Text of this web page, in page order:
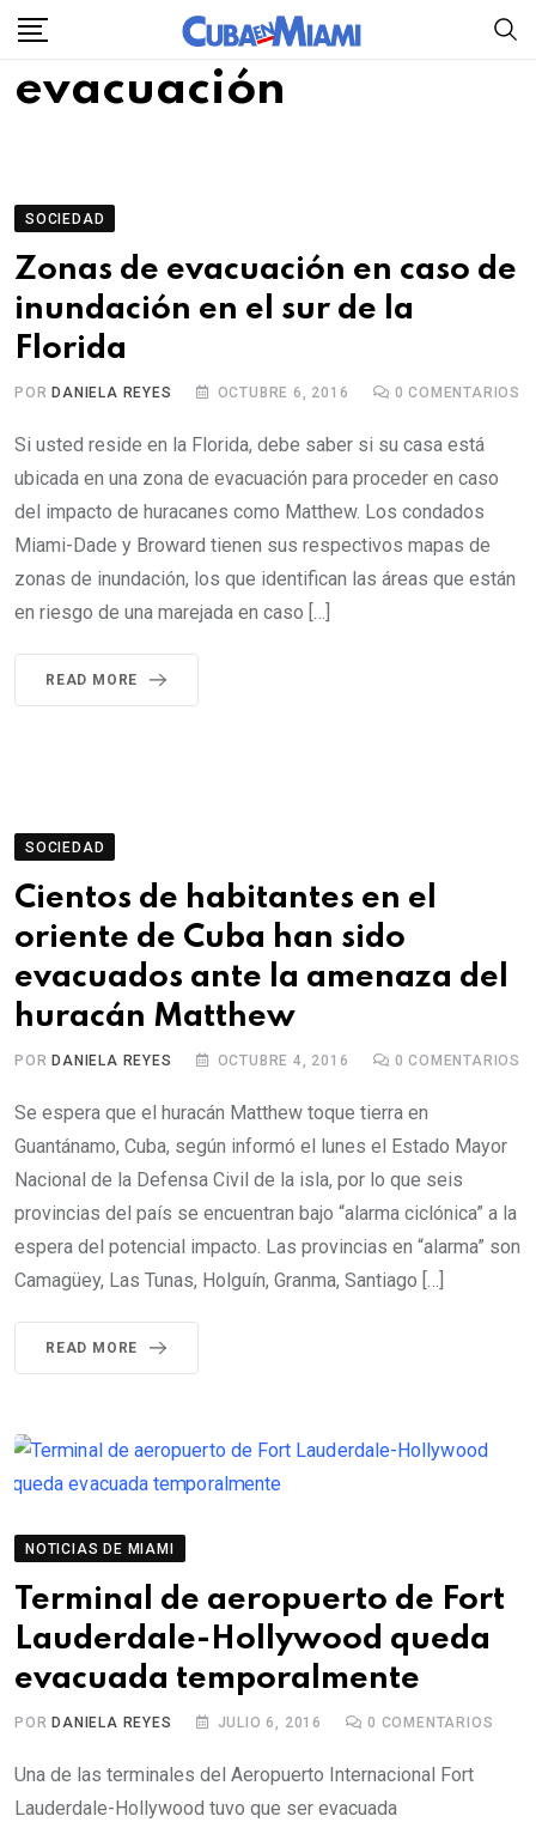
Skip
content
evacuación
SOCIEDAD
Zonas de evacuación en caso de
inundación en el sur de la
Florida
POR DANIELA REYES OCTUBRE 6, 2016 0 COMENTARIOS
Si usted reside en la Florida, debe saber si su casa está
ubicada en una zona de evacuación para proceder en caso
del impacto de huracanes como Matthew. Los condados
Miami-Dade y Broward tienen sus respectivos mapas de
zonas de inundación, los que identifican las áreas que están
en riesgo de una marejada en caso […]
READ MORE
SOCIEDAD
Cientos de habitantes en el
oriente de Cuba han sido
evacuados ante la amenaza del
huracán Matthew
POR DANIELA REYES OCTUBRE 4, 2016 0 COMENTARIOS
Se espera que el huracán Matthew toque tierra en
Guantánamo, Cuba, según informó el lunes el Estado Mayor
Nacional de la Defensa Civil de la isla, por lo que seis
provincias del país se encuentran bajo “alarma ciclónica” a la
espera del potencial impacto. Las provincias en “alarma” son
Camagüey, Las Tunas, Holguín, Granma, Santiago […]
READ MORE
NOTICIAS DE MIAMI
Terminal de aeropuerto de Fort
Lauderdale-Hollywood queda
evacuada temporalmente
POR DANIELA REYES JULIO 6, 2016 0 COMENTARIOS
Una de las terminales del Aeropuerto Internacional Fort
Lauderdale-Hollywood tuvo que ser evacuada